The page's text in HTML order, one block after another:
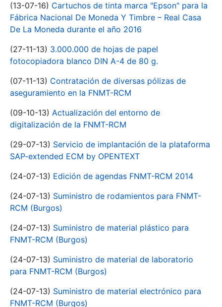
(13-07-16) Cartuchos de tinta marca "Epson" para la
Fábrica Nacional De Moneda Y Timbre – Real Casa
De La Moneda durante el año 2016
(27-11-13) 3.000.000 de hojas de papel
fotocopiadora blanco DIN A-4 de 80 g.
(07-11-13) Contratación de diversas pólizas de
aseguramiento en la FNMT-RCM
(09-10-13) Actualización del entorno de
digitalización de la FNMT-RCM
(29-07-13) Servicio de implantación de la plataforma
SAP-extended ECM by OPENTEXT
(24-07-13) Edición de agendas FNMT-RCM 2014
(24-07-13) Suministro de rodamientos para FNMT-
RCM (Burgos)
(24-07-13) Suministro de material plástico para
FNMT-RCM (Burgos)
(24-07-13) Suministro de material de laboratorio
para FNMT-RCM (Burgos)
(24-07-13) Suministro de material electrónico para
FNMT-RCM (Burgos)